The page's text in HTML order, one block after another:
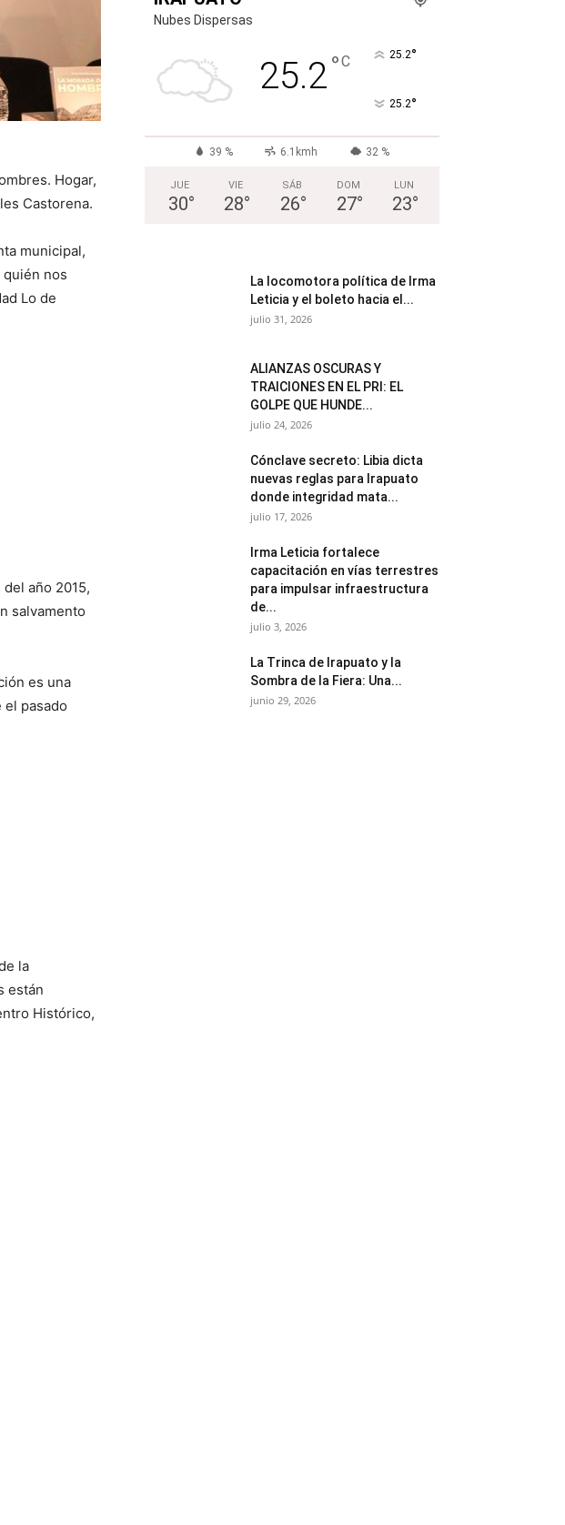
Hogar,
Castorena.
municipal,
nos
Lo de
año 2015,
salvamento
es una
pasado
la
están
Histórico,
Nubes Dispersas
25.2°C 25.2°
25.2°
39 % 6.1kmh 32 %
JUE
30°
VIE
28°
SÁB
26°
DOM
27°
LUN
23°
La locomotora política de Irma
Leticia y el boleto hacia el...
julio 31, 2026
ALIANZAS OSCURAS Y
TRAICIONES EN EL PRI: EL
GOLPE QUE HUNDE...
julio 24, 2026
Cónclave secreto: Libia dicta
nuevas reglas para Irapuato
donde integridad mata...
julio 17, 2026
Irma Leticia fortalece
capacitación en vías terrestres
para impulsar infraestructura
de...
julio 3, 2026
​La Trinca de Irapuato y la
Sombra de la Fiera: Una...
junio 29, 2026